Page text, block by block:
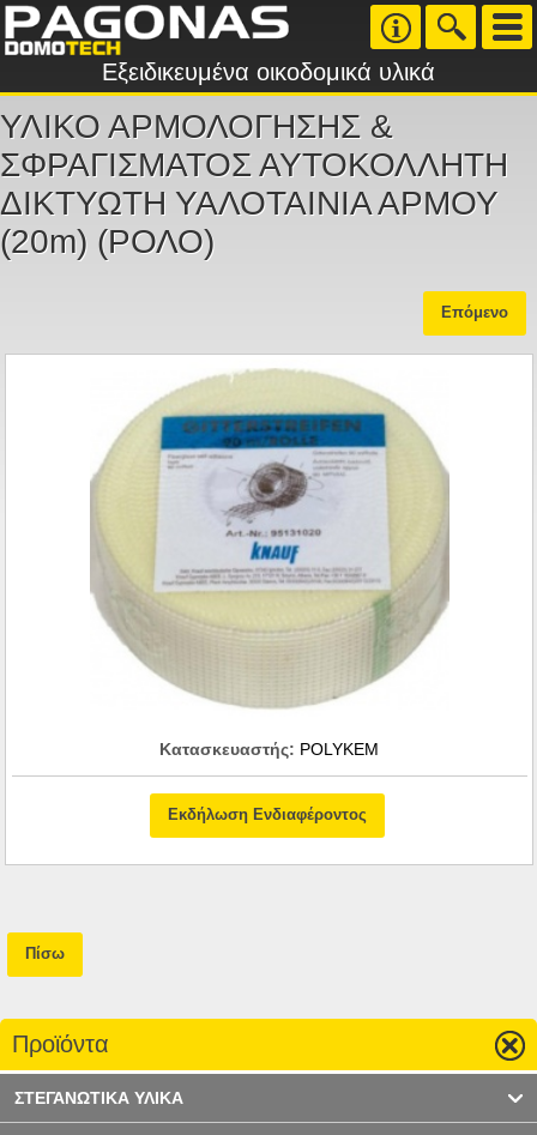
Εξειδικευμένα οικοδομικά υλικά
ΥΛΙΚΟ ΑΡΜΟΛΟΓΗΣΗΣ &
ΣΦΡΑΓΙΣΜΑΤΟΣ ΑΥΤΟΚΟΛΛΗΤΗ
ΔΙΚΤΥΩΤΗ ΥΑΛΟΤΑΙΝΙΑ ΑΡΜΟΥ
(20m) (ΡΟΛΟ)
Επόμενο
Κατασκευαστής: POLYKEM
Εκδήλωση Ενδιαφέροντος
Πίσω
Προϊόντα
ΣΤΕΓΑΝΩΤΙΚΑ ΥΛΙΚΑ